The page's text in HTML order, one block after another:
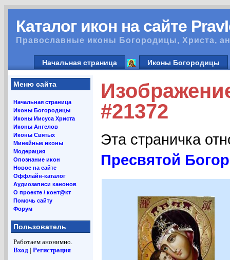
Каталог икон на сайте
Православные иконы Богородицы, Христа,
Начальная страница Иконы Богородицы
Меню сайта
Начальная страница
Иконы Богородицы
Иконы Иисуса Христа
Иконы Ангелов
Иконы Святых
Минейные иконы
Модерация
Опознание икон
Новое на сайте
Оффлайн-каталог
Аудиозаписи канонов
О проекте / конт@кт
Помочь сайту
Форум
Пользователь
Работаем анонимно.
Вход | Регистрация
#21372
Эта страничка
Пресвятой